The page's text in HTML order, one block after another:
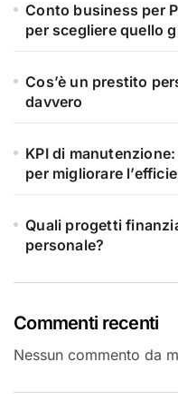
Conto business per
per scegliere quello
Cos’è un prestito
davvero
KPI di
per migliorare
Quali progetti
personale?
Commenti recenti
Nessun commento da